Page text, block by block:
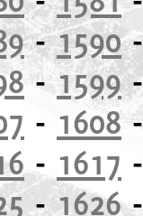
-1590
-1599
- 1608
- 1617
-1626